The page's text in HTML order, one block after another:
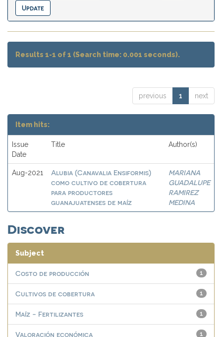
Results 1-1 of 1 (Search time: 0.001 seconds).
previous 1 next
Item hits:
Issue
Date
Title Author(s)
Aug-2021
Alubia (Canavalia Ensiformis)
como cultivo de cobertura
para productores
guanajuatenses de maíz
MARIANA
GUADALUPE
RAMIREZ
MEDINA
Discover
Subject
1
Costo de producción
1
Cultivos de cobertura
1
Maíz - Fertilizantes
1
Valoración económica